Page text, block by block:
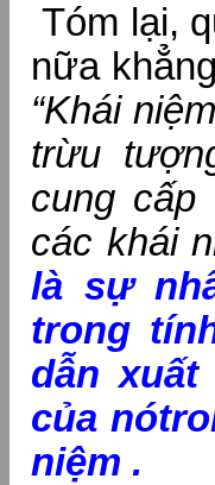
Tóm lại,
nữa
“Khái
trừu
cung cấp
các khái
là sự
trong
dẫn
của nó
niệm .